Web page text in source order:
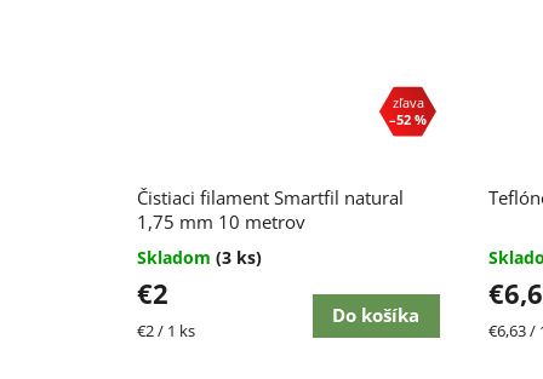
–52 %
Čistiaci filament Smartfil natural
1,75 mm 10 metrov
Skladom (3 ks)
€2
Jednotková
€2 / 1 ks
Do košíka
€6,63 /